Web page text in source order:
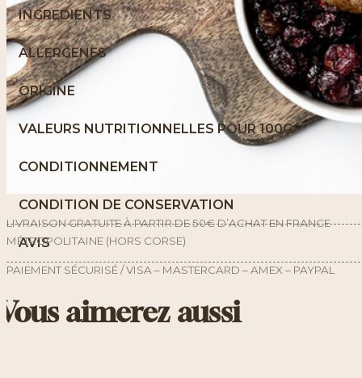
INGREDIENTS
ALLERGENES
ORIGINE
VALEURS NUTRITIONNELLES POUR 100G
CONDITIONNEMENT
CONDITION DE CONSERVATION
AVIS
LIVRAISON GRATUITE À PARTIR DE 50€ D’ACHAT EN FRANCE
MÉTROPOLITAINE (HORS CORSE)
PAIEMENT SÉCURISÉ / VISA – MASTERCARD – AMEX – PAYPAL
aimerez aussi